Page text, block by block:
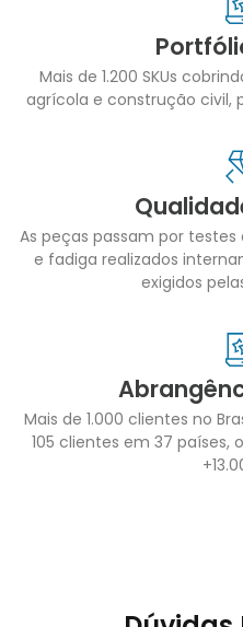
Mais de 1.200 SKUs
agrícola e construção civil,
As peças passam por
e fadiga realizados
exigidos
Mais de 1.000 clientes no
105 clientes em 37